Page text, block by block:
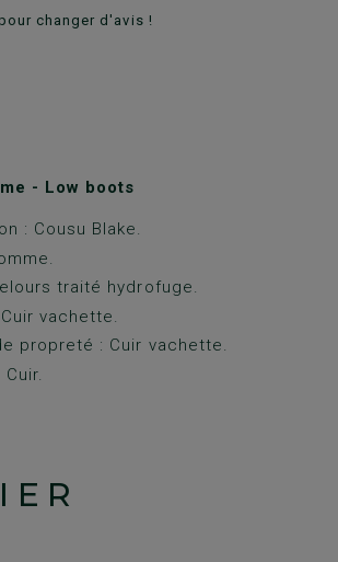
changer d'avis !
- Low boots
: Cousu Blake.
traité hydrofuge.
vachette.
propreté : Cuir vachette.